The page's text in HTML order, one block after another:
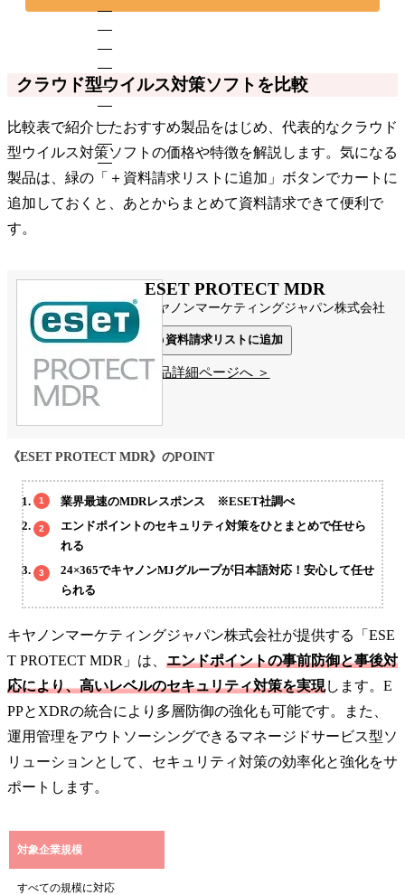
クラウド型ウイルス対策ソフトを比較
比較表で紹介したおすすめ製品をはじめ、代表的なクラウド
型ウイルス対策ソフトの価格や特徴を解説します。気になる
製品は、緑の「＋資料請求リストに追加」ボタンでカートに
追加しておくと、あとからまとめて資料請求できて便利で
す。
ESET PROTECT MDR
キヤノンマーケティングジャパン株式会社
資料請求リストに追加
製品詳細ページへ ＞
《ESET PROTECT MDR》のPOINT
業界最速のMDRレスポンス ※ESET社調べ
エンドポイントのセキュリティ対策をひとまとめで任せら
れる
24×365でキヤノンMJグループが日本語対応！安心して任せ
られる
キヤノンマーケティングジャパン株式会社が提供する「ESE
T PROTECT MDR」は、 エンドポイントの事前防御と事後対
応により、高いレベルのセキュリティ対策を実現します。E
PPとXDRの統合により多層防御の強化も可能です。また、
運用管理をアウトソーシングできるマネージドサービス型ソ
リューションとして、セキュリティ対策の効率化と強化をサ
ポートします。
対象企業規模
すべての規模に対応